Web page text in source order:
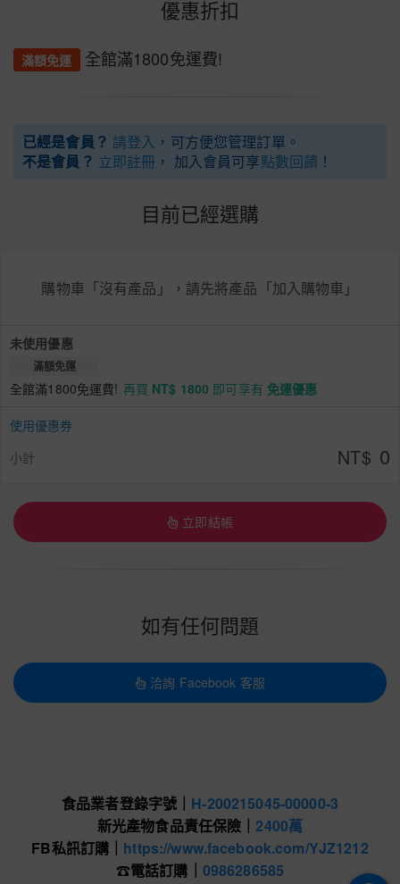
優惠折扣
滿額免運 全館滿1800免運費!
已經是會員？ 請登入 ，可方便您管理訂單。
不是會員？ 立即註冊 ， 加入會員可享點數回饋 ！
目前已經選購
購物車「沒有產品」，請先將產品「加入購物車」
未使用優惠
滿額免運
全館滿1800免運費! 再買 NT$ 1800 即可享有 免運優惠
使用優惠券
小計
NT$ 0
立即結帳
如有任何問題
洽詢 Facebook 客服
食品業者登錄字號｜ H-200215045-00000-3
新光產物食品責任保險｜2400萬
FB私訊訂購｜ https://www.facebook.com/YJZ1212
☎電話訂購｜ 0986286585